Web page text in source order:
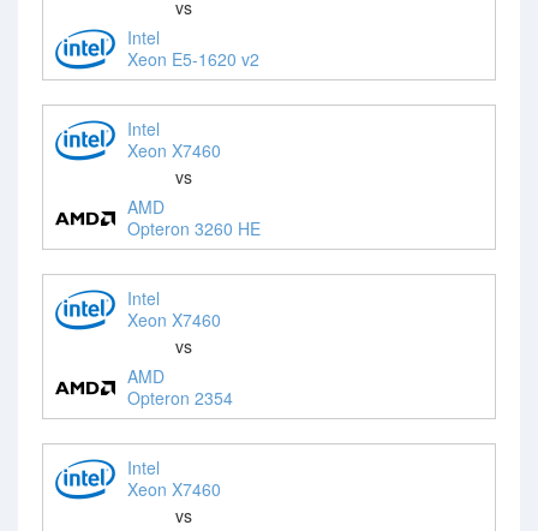
vs
Intel
Xeon E5-1620 v2
Intel
Xeon X7460
vs
AMD
Opteron 3260 HE
Intel
Xeon X7460
vs
AMD
Opteron 2354
Intel
Xeon X7460
vs